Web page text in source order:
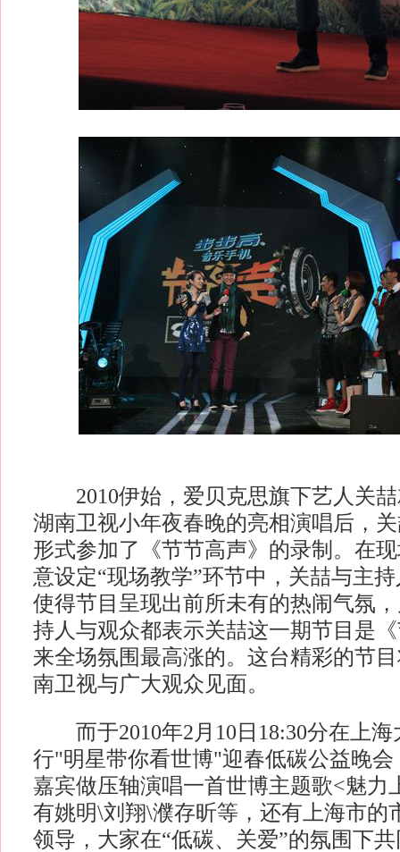
2010伊始，爱贝克思旗下艺人关喆
湖南卫视小年夜春晚的亮相演唱后，
形式参加了《节节高声》的录制。在
意设定“现场教学”环节中，关喆与主
使得节目呈现出前所未有的热闹气氛
持人与观众都表示关喆这一期节目是
来全场氛围最高涨的。这台精彩的节
南卫视与广大观众见面。
而于2010年2月10日18:30分在上海
行"明星带你看世博"迎春低碳公益晚
嘉宾做压轴演唱一首世博主题歌<魅力
有姚明\刘翔\濮存昕等，还有上海市的
领导，大家在“低碳、关爱”的氛围下